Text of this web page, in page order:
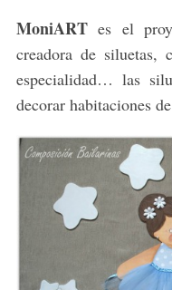
MoniARTes el
creadora de siluetas,
especialidad… las
decorar habitaciones